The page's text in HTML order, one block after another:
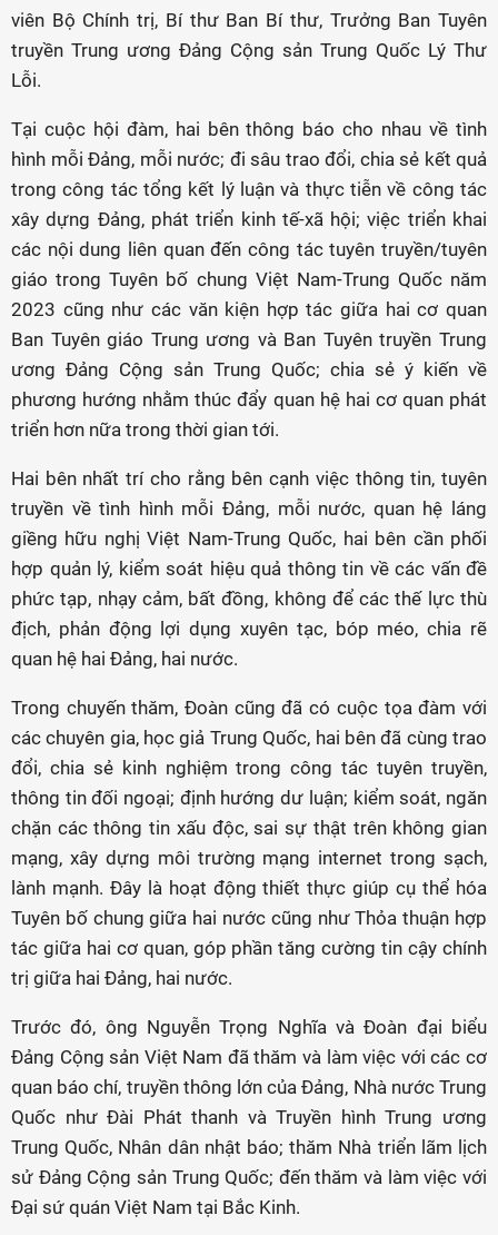
viên Bộ Chính trị, Bí thư Ban Bí thư, Trưởng Ban Tuyên
truyền Trung ương Đảng Cộng sản Trung Quốc Lý Thư
Lỗi.
Tại cuộc hội đàm, hai bên thông báo cho nhau về tình
hình mỗi Đảng, mỗi nước; đi sâu trao đổi, chia sẻ kết quả
trong công tác tổng kết lý luận và thực tiễn về công tác
xây dựng Đảng, phát triển kinh tế-xã hội; việc triển khai
các nội dung liên quan đến công tác tuyên truyền/tuyên
giáo trong Tuyên bố chung Việt Nam-Trung Quốc năm
2023 cũng như các văn kiện hợp tác giữa hai cơ quan
Ban Tuyên giáo Trung ương và Ban Tuyên truyền Trung
ương Đảng Cộng sản Trung Quốc; chia sẻ ý kiến về
phương hướng nhằm thúc đẩy quan hệ hai cơ quan phát
triển hơn nữa trong thời gian tới.
Hai bên nhất trí cho rằng bên cạnh việc thông tin, tuyên
truyền về tình hình mỗi Đảng, mỗi nước, quan hệ láng
giềng hữu nghị Việt Nam-Trung Quốc, hai bên cần phối
hợp quản lý, kiểm soát hiệu quả thông tin về các vấn đề
phức tạp, nhạy cảm, bất đồng, không để các thế lực thù
địch, phản động lợi dụng xuyên tạc, bóp méo, chia rẽ
quan hệ hai Đảng, hai nước.
Trong chuyến thăm, Đoàn cũng đã có cuộc tọa đàm với
các chuyên gia, học giả Trung Quốc, hai bên đã cùng trao
đổi, chia sẻ kinh nghiệm trong công tác tuyên truyền,
thông tin đối ngoại; định hướng dư luận; kiểm soát, ngăn
chặn các thông tin xấu độc, sai sự thật trên không gian
mạng, xây dựng môi trường mạng internet trong sạch,
lành mạnh. Đây là hoạt động thiết thực giúp cụ thể hóa
Tuyên bố chung giữa hai nước cũng như Thỏa thuận hợp
tác giữa hai cơ quan, góp phần tăng cường tin cậy chính
trị giữa hai Đảng, hai nước.
Trước đó, ông Nguyễn Trọng Nghĩa và Đoàn đại biểu
Đảng Cộng sản Việt Nam đã thăm và làm việc với các cơ
quan báo chí, truyền thông lớn của Đảng, Nhà nước Trung
Quốc như Đài Phát thanh và Truyền hình Trung ương
Trung Quốc, Nhân dân nhật báo; thăm Nhà triển lãm lịch
sử Đảng Cộng sản Trung Quốc; đến thăm và làm việc với
Đại sứ quán Việt Nam tại Bắc Kinh.